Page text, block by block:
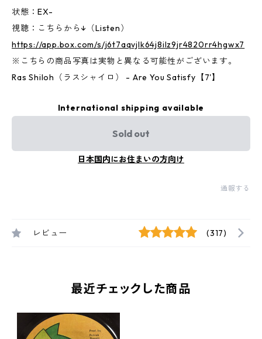
状態：EX-
視聴：こちらから↓（Listen）
https://app.box.com/s/j6t7aqvjlk64j8ilz9jr4820rr4hgwx7
※こちらの商品写真は実物と異なる可能性がございます。
Ras Shiloh（ラスシャイロ） - Are You Satisfy【7'】
International shipping available
Sold out
日本国内にお住まいの方向け
通報する
レビュー (317)
最近チェックした商品